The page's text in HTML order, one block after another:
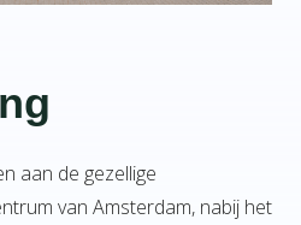
aan de gezellige
van Amsterdam, nabij het